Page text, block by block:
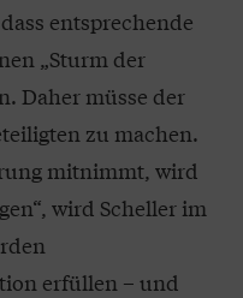
entsprechende
„Sturm der
Daher müsse der
zu machen.
mitnimmt, wird
wird Scheller im
erfüllen – und